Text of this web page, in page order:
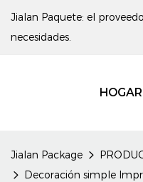
Jialan Paquete: el
necesidades.
HOGAR
Jialan Package
Decoración simple